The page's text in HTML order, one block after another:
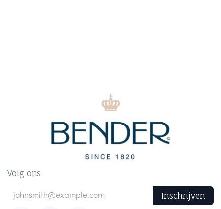
Volg ons
Inschrijven